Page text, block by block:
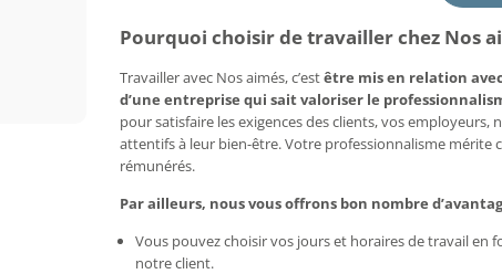
Pourquoi choisir de travailler chez Nos
Travailler avec Nos aimés, c’estêtre mis en relation
d’une entreprise qui sait valoriser le
pour satisfaire les exigences des clients, vos
attentifs à leur bien-être. Votre professionnalisme mérite
rémunérés.
Par ailleurs, nous vous offrons bon nombre
Vous pouvez choisir vos jours et horaires de travail en
notre client.